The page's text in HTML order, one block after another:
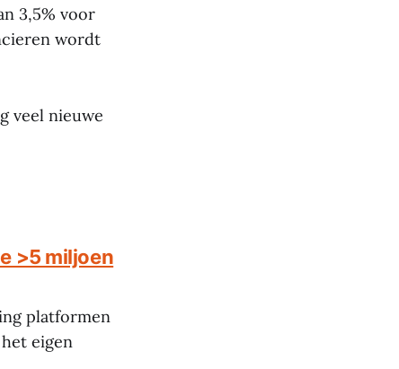
3,5% voor
wordt
veel nieuwe
>5 miljoen
platformen
eigen